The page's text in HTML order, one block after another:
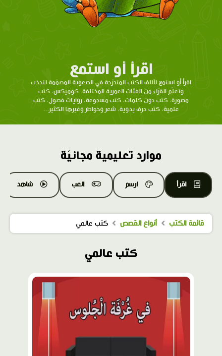
اقرأ أو استمع
اقرأ أو استمع لآلاف الكتب المتدرّحة في الصعوبة المصمّمة لتجذب
وتعلّم القرّاء من الفئات العمرية المختلفة. كوميكس، كتب
مصورة، كتب دون كلمات، كتب مسجوعة، روايات فصول، كتب
علمية، كتب حرف يدوية، شعر وخواطر وغيرها الكثير...
موارد تعليمية مجانيّة
اقرأ ارسم العب شاهد
قائمة الكتب أنواع القصص كتب عالمي
كتب عالمي
محتوى